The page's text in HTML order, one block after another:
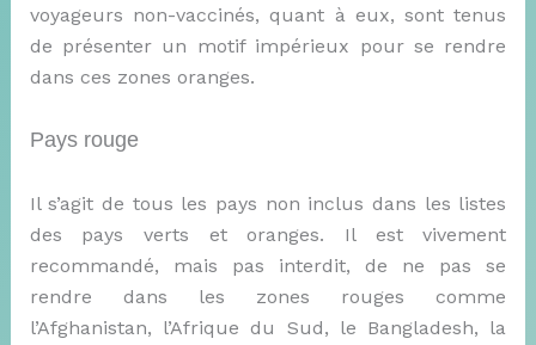
voyageurs non-vaccinés, quant à eux, sont tenus
de présenter un motif impérieux pour se rendre
dans ces zones oranges.
Pays rouge
Il s’agit de tous les pays non inclus dans les listes
des pays verts et oranges. Il est vivement
recommandé, mais pas interdit, de ne pas se
rendre dans les zones rouges comme
l’Afghanistan, l’Afrique du Sud, le Bangladesh, la